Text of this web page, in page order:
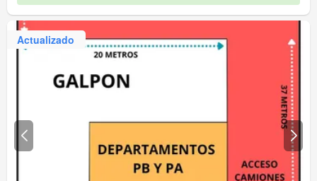
Actualizado